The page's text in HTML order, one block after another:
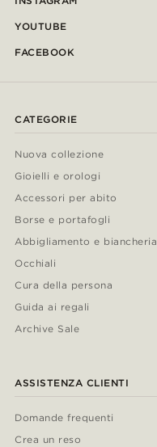
YOUTUBE
FACEBOOK
CATEGORIE
Nuova collezione
Gioielli e orologi
Accessori per abito
Borse e portafogli
Abbigliamento e biancheria
Occhiali
Cura della persona
Guida ai regali
Archive Sale
ASSISTENZA CLIENTI
Domande frequenti
Crea un reso